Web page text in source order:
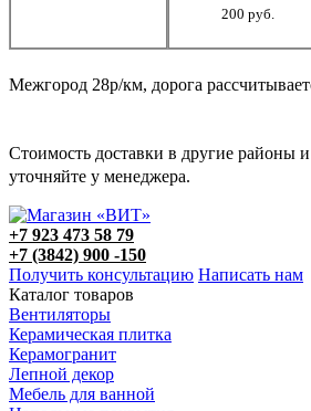
200 руб.
Межгород 28р/км, дорога
Стоимость доставки в другие районы
уточняйте у менеджера.
+7 923 473 58 79
+7 (3842) 900 -150
Получить консультацию Написать нам
Каталог товаров
Вентиляторы
Керамическая плитка
Керамогранит
Лепной декор
Мебель для ванной